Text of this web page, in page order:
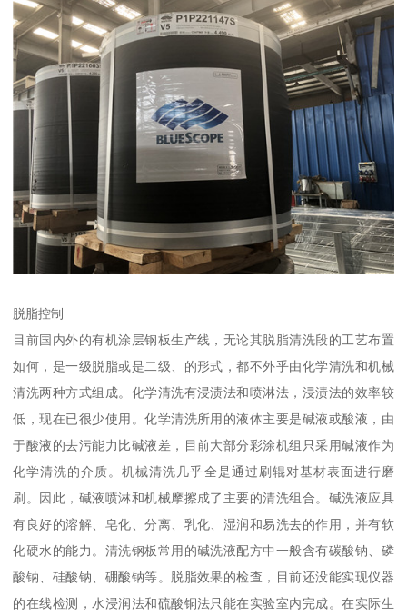
脱脂控制
目前国内外的有机涂层钢板生产线，无论其脱脂清洗段的工艺布置
如何，是一级脱脂或是二级、的形式，都不外乎由化学清洗和机械
清洗两种方式组成。化学清洗有浸渍法和喷淋法，浸渍法的效率较
低，现在已很少使用。化学清洗所用的液体主要是碱液或酸液，由
于酸液的去污能力比碱液差，目前大部分彩涂机组只采用碱液作为
化学清洗的介质。机械清洗几乎全是通过刷辊对基材表面进行磨
刷。因此，碱液喷淋和机械摩擦成了主要的清洗组合。碱洗液应具
有良好的溶解、皂化、分离、乳化、湿润和易洗去的作用，并有软
化硬水的能力。清洗钢板常用的碱洗液配方中一般含有碳酸钠、磷
酸钠、硅酸钠、硼酸钠等。脱脂效果的检查，目前还没能实现仪器
的在线检测，水浸润法和硫酸铜法只能在实验室内完成。在实际生